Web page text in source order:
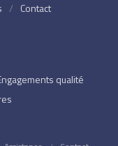
/ Contact
qualité